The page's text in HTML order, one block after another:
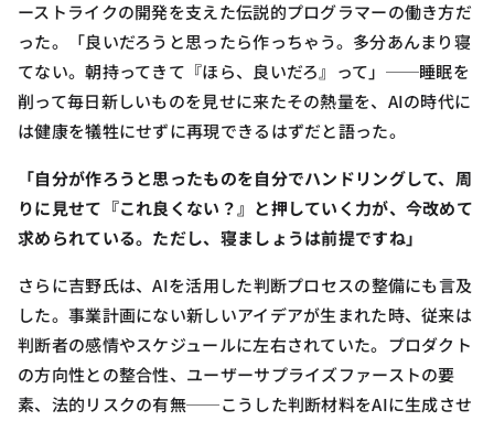
ーストライクの開発を支えた伝説的プログラマーの働き方だ
った。「良いだろうと思ったら作っちゃう。多分あんまり寝
てない。朝持ってきて『ほら、良いだろ』って」──睡眠を
削って毎日新しいものを見せに来たその熱量を、AIの時代に
は健康を犠牲にせずに再現できるはずだと語った。
「自分が作ろうと思ったものを自分でハンドリングして、周
りに見せて『これ良くない？』と押していく力が、今改めて
求められている。ただし、寝ましょうは前提ですね」
さらに吉野氏は、AIを活用した判断プロセスの整備にも言及
した。事業計画にない新しいアイデアが生まれた時、従来は
判断者の感情やスケジュールに左右されていた。プロダクト
の方向性との整合性、ユーザーサプライズファーストの要
素、法的リスクの有無──こうした判断材料をAIに生成させ